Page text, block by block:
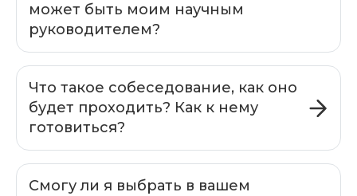
может быть моим научным
руководителем?
Что такое собеседование, как оно
будет проходить? Как к нему
готовиться?
Смогу ли я выбрать в вашем